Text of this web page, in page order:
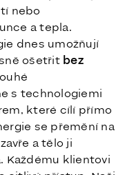
nebo
a tepla.
dnes umožňují
ošetřit bez
s technologiemi
které cílí přímo
se přemění na
a tělo ji
Každému klientovi